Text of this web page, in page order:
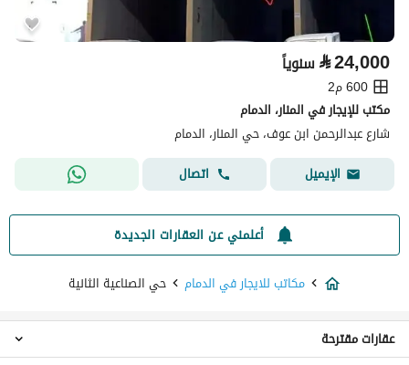
⃁24,000 سنوياً
600 م2
مكتب للإيجار في المنار، الدمام
شارع عبدالرحمن ابن عوف، حي المنار، الدمام
الإيميل
اتصال
أعلمني عن العقارات الجديدة
مكاتب للايجار في الدمام
حي الصناعية الثانية
عقارات مقترحة